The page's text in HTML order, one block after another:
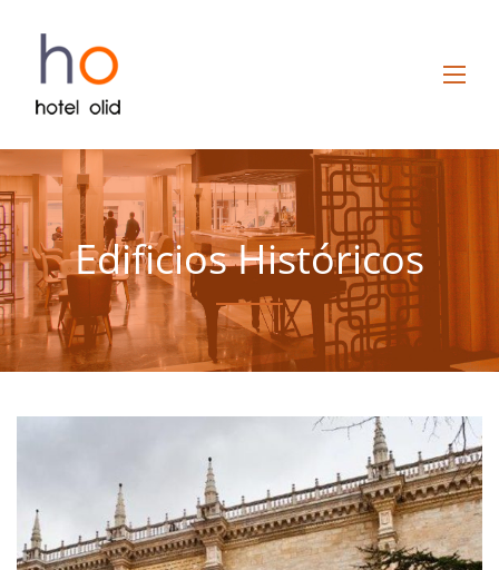
Edificios Históricos